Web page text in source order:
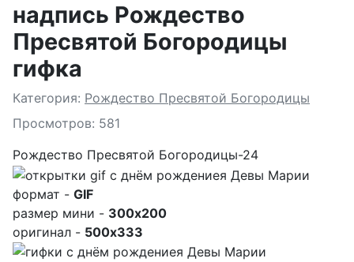
надпись Рождество
Пресвятой Богородицы
гифка
Подробности
Категория: Рождество Пресвятой Богородицы
Просмотров: 581
Рождество Пресвятой Богородицы-24
формат - GIF
размер мини - 300x200
оригинал - 500x333